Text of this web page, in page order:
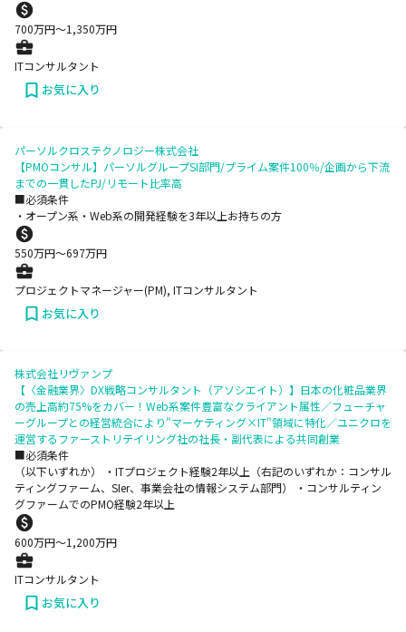
700万円〜1,350万円
ITコンサルタント
お気に入り
パーソルクロステクノロジー株式会社
【PMOコンサル】パーソルグループSI部門/プライム案件100％/企画から下流
までの一貫したPJ/リモート比率高
■必須条件
・オープン系・Web系の開発経験を3年以上お持ちの方
550万円〜697万円
プロジェクトマネージャー(PM), ITコンサルタント
お気に入り
株式会社リヴァンプ
【〈金融業界〉DX戦略コンサルタント（アソシエイト）】日本の化粧品業界
の売上高約75%をカバー！Web系案件豊富なクライアント属性／フューチャ
ーグループとの経営統合により"マーケティング×IT"領域に特化／ユニクロを
運営するファーストリテイリング社の社長・副代表による共同創業
■必須条件
（以下いずれか） ・ITプロジェクト経験2年以上（右記のいずれか：コンサル
ティングファーム、SIer、事業会社の情報システム部門） ・コンサルティン
グファームでのPMO経験2年以上
600万円〜1,200万円
ITコンサルタント
お気に入り